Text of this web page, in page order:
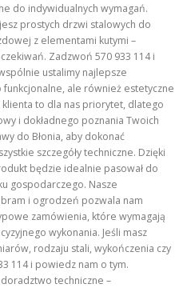
do indywidualnych wymagań.
prostych drzwi stalowych do
z elementami kutymi –
Zadzwoń 570 933 114 i
ustalimy najlepsze
ale również estetyczne
to dla nas priorytet, dlatego
i dokładnego poznania Twoich
do Błonia, aby dokonać
szczegóły techniczne. Dzięki
będzie idealnie pasował do
gospodarczego. Nasze
i ogrodzeń pozwala nam
zamówienia, które wymagają
wykonania. Jeśli masz
rodzaju stali, wykończenia czy
114 i powiedz nam o tym.
techniczne –